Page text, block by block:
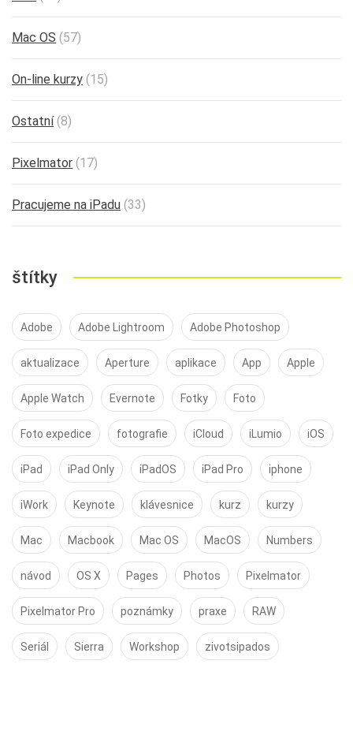
Mac OS (57)
On-line kurzy (15)
Ostatní(8)
Pixelmator (17)
Pracujeme na iPadu (33)
štítky
Adobe Adobe Lightroom Adobe Photoshop
aktualizace Aperture aplikace App Apple
Apple Watch Evernote Fotky Foto
Foto expedice fotografie iCloud iLumio iOS
iPad iPad Only iPadOS iPad Pro iphone
iWork Keynote klávesnice kurz kurzy
Mac Macbook Mac OS MacOS Numbers
návod OS X Pages Photos Pixelmator
Pixelmator Pro poznámky praxe RAW
Seriál Sierra Workshop zivotsipados